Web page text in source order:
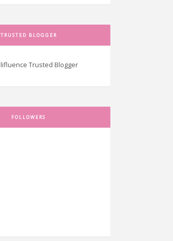
TRUSTED BLOGGER
FOLLOWERS